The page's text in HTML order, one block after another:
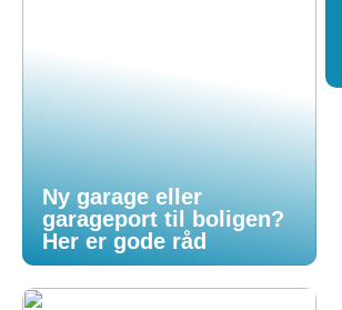
Ny garage eller
garageport til boligen?
Her er gode råd